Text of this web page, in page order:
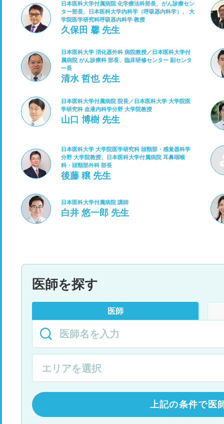
日本医科大学付属病院 化学療法科部長、がん診療セン
ター部長、日本医科大学内科学（呼吸器内科学）、 大
学院医学研究科呼吸器内科学 教授
久保田 馨 先生
日本医科大学 消化器外科 病院教授／日本医科大学付
属病院 がん診療科 部長、臨床研修センター 副センタ
ー長
清水 哲也 先生
日本医科大学付属病院 院長／日本医科大学 大学院医
学研究科 血液内科学分野 大学院教授
山口 博樹 先生
日本医科大学 大学院医学研究科 頭頸部・感覚器科学
分野 大学院教授、日本医科大学付属病院 耳鼻咽喉
科・頭頸部外科 部長
後藤 穣 先生
日本医科大学付属病院 講師
白井 悠一郎 先生
医師を探す
医師
上記の条件で医